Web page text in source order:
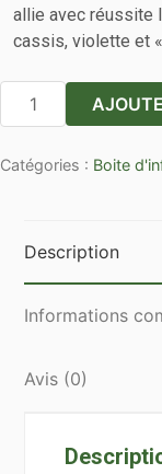
allie avec réussite
cassis, violette et
quantité
de
25
MACARON
CASSIS-
Catégories : Boite
Description
Informations
Avis (0)